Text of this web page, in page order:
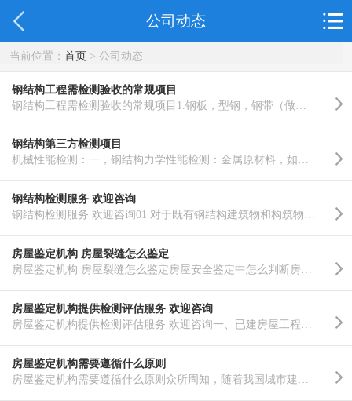
公司动态
当前位置： 首页> 公司动态
钢结构工程需检测验收的常规项目
钢结构第三方检测项目
机械性能检测：一，钢结构力学性能检测：金属原材料，如钢板和圆钢的拉伸试验(拉伸强度，屈服强度，断裂后..……
钢结构检测服务 欢迎咨询
钢结构检测服务 欢迎咨询01 对于既有钢结构建筑物和构筑物1）建（构）筑物拟改变用途、改变使用条件和使用..……
房屋鉴定机构 房屋裂缝怎么鉴定
房屋鉴定机构提供检测评估服务 欢迎咨询
房屋鉴定机构需要遵循什么原则